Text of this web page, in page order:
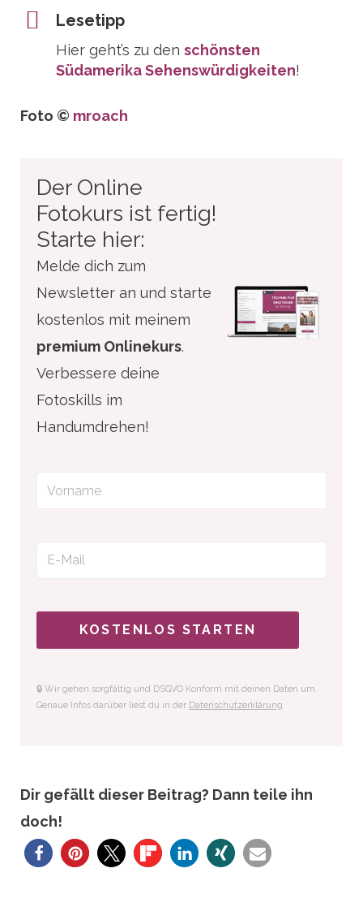
Lesetipp
Hier geht’s zu den schönsten
Südamerika Sehenswürdigkeiten!
Foto © mroach
Der Online
Fotokurs ist fertig!
Starte hier:
Melde dich zum
Newsletter an und starte
kostenlos mit meinem
premium Onlinekurs.
Verbessere deine
Fotoskills im
Handumdrehen!
KOSTENLOS STARTEN
🔒 Wir gehen sorgfältig und DSGVO Konform mit deinen Daten um.
Genaue Infos darüber liest du in der Datenschutzerklärung
Dir gefällt dieser Beitrag? Dann teile ihn
doch!
11